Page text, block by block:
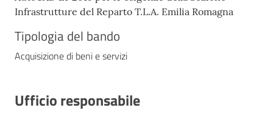
Infrastrutture del Reparto T.L.A. Emilia Romagna
Tipologia del bando
Acquisizione di beni e servizi
Ufficio responsabile